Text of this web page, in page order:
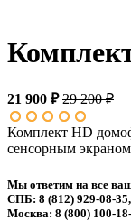
21 900 ₽ 29 200 ₽
Комплект HD
сенсорным экраном
Мы ответим на все
СПБ: 8 (812) 929-08-
Москва: 8 (800) 100-